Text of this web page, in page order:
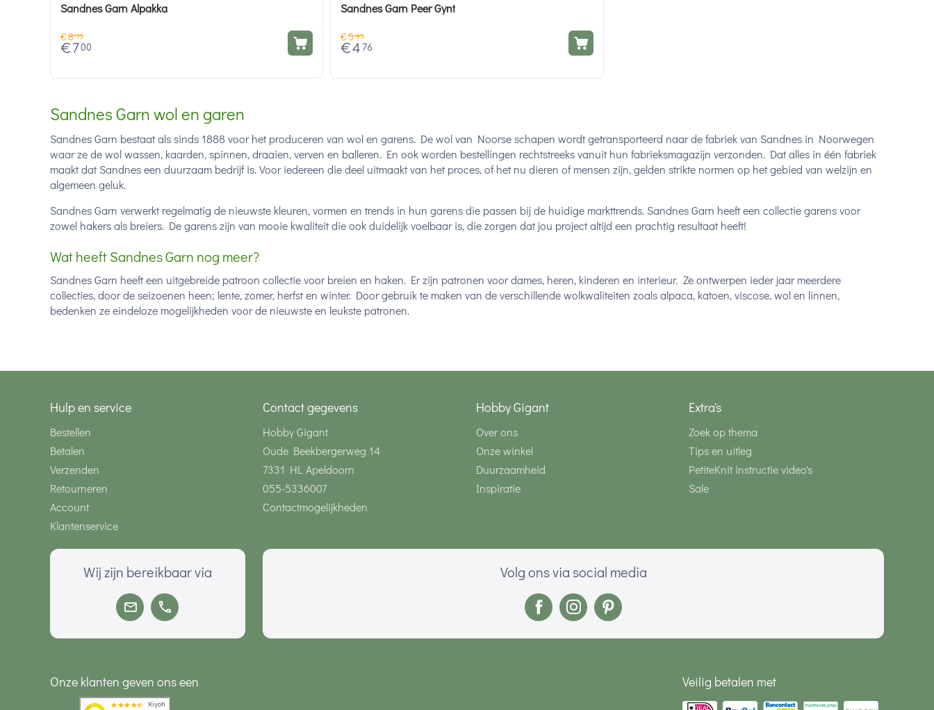
Sandnes Garn wol en garen
Sandnes Garn bestaat als sinds 1888 voor het produceren van wol en garens. De wol van Noorse schapen wordt getransporteerd naar de fabriek van Sandnes in Noorwegen
waar ze de wol wassen, kaarden, spinnen, draaien, verven en balleren. En ook worden bestellingen rechtstreeks vanuit hun fabrieksmagazijn verzonden. Dat alles in één fabriek
maakt dat Sandnes een duurzaam bedrijf is. Voor iedereen die deel uitmaakt van het proces, of het nu dieren of mensen zijn, gelden strikte normen op het gebied van welzijn en
algemeen geluk.
Sandnes Garn verwerkt regelmatig de nieuwste kleuren, vormen en trends in hun garens die passen bij de huidige markttrends. Sandnes Garn heeft een collectie garens voor
zowel hakers als breiers. De garens zijn van mooie kwaliteit die ook duidelijk voelbaar is, die zorgen dat jou project altijd een prachtig resultaat heeft!
Wat heeft Sandnes Garn nog meer?
Sandnes Garn heeft een uitgebreide patroon collectie voor breien en haken. Er zijn patronen voor dames, heren, kinderen en interieur. Ze ontwerpen ieder jaar meerdere
collecties, door de seizoenen heen; lente, zomer, herfst en winter. Door gebruik te maken van de verschillende wolkwaliteiten zoals alpaca, katoen, viscose, wol en linnen,
bedenken ze eindeloze mogelijkheden voor de nieuwste en leukste patronen.
Sandnes Garn Alpakka
€8 75
€ 7 00
Sandnes Garn Peer Gynt
€5 95
€4 76
Hulp en service
Bestellen
Betalen
Verzenden
Retourneren
Account
Klantenservice
Contact gegevens
Hobby Gigant
Oude Beekbergerweg 14
7331 HL Apeldoorn
055-5336007
Contactmogelijkheden
Hobby Gigant
Over ons
Onze winkel
Duurzaamheid
Inspiratie
Extra's
Zoek op thema
Tips en uitleg
PetiteKnit instructie video's
Sale
Wij zijn bereikbaar via Volg ons via social media
Onze klanten geven ons een Veilig betalen met